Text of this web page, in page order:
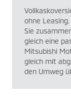
ohne
Sie
gleich eine
Mitsubishi
gleich mit
den Umweg